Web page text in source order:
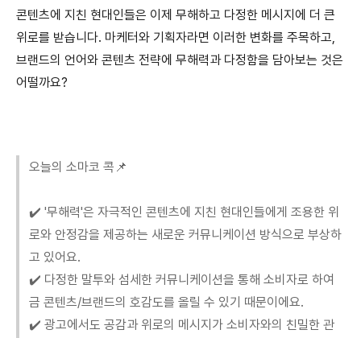
콘텐츠에 지친 현대인들은 이제 무해하고 다정한 메시지에 더 큰
위로를 받습니다. 마케터와 기획자라면 이러한 변화를 주목하고,
브랜드의 언어와 콘텐츠 전략에 무해력과 다정함을 담아보는 것은
어떨까요?
오늘의 소마코 콕📌
✔️ '무해력'은 자극적인 콘텐츠에 지친 현대인들에게 조용한 위
로와 안정감을 제공하는 새로운 커뮤니케이션 방식으로 부상하
고 있어요.
✔️ 다정한 말투와 섬세한 커뮤니케이션을 통해 소비자로 하여
금 콘텐츠/브랜드의 호감도를 올릴 수 있기 때문이에요.
✔️ 광고에서도 공감과 위로의 메시지가 소비자와의 친밀한 관